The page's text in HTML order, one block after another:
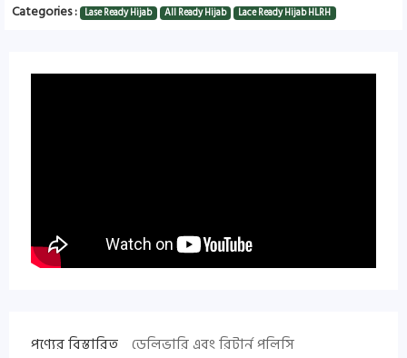
Categories : Lase Ready Hijab All Ready Hijab Lace Ready Hijab HLRH
পণ্যের বিস্তারিত ডেলিভারি এবং রিটার্ন পলিসি